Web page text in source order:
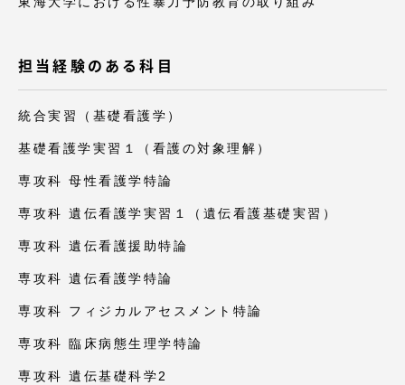
担当経験のある科目
統合実習（基礎看護学）
基礎看護学実習１（看護の対象理解）
専攻科 母性看護学特論
専攻科 遺伝看護学実習１（遺伝看護基礎実習）
専攻科 遺伝看護援助特論
専攻科 遺伝看護学特論
専攻科 フィジカルアセスメント特論
専攻科 臨床病態生理学特論
専攻科 遺伝基礎科学2